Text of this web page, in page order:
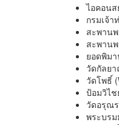
ไอคอนส
กรมเจ้า
สะพานพ
สะพานพ
ยอดพิมา
วัดกัลยา
วัดโพธิ์
ป้อมวิไช
วัดอรุณร
พระบรม